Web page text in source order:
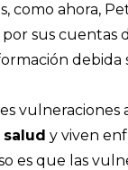
como ahora,
sus cuentas
debida
vulneraciones
y viven
es que las